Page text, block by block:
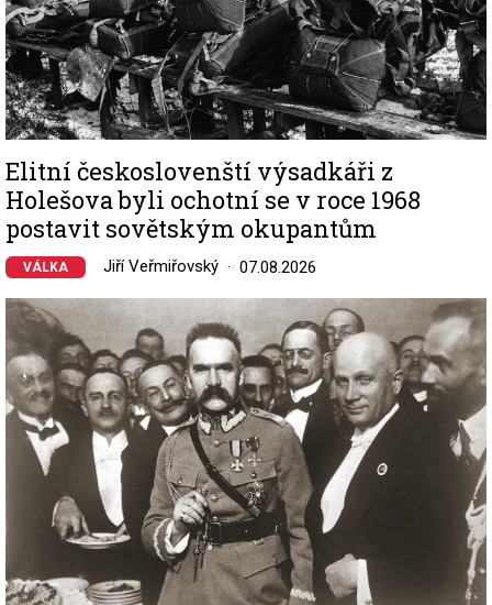
Elitní českoslovenští výsadkáři z
Holešova byli ochotní se v roce 1968
postavit sovětským okupantům
VÁLKA Jiří Veřmiřovský 07.08.2026
Image